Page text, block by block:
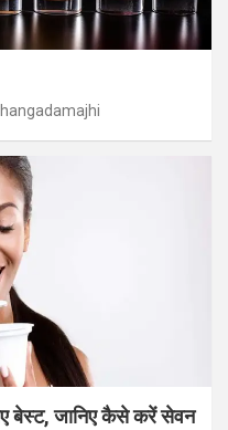
बेस्ट, जानिए कैसे करें सेवन